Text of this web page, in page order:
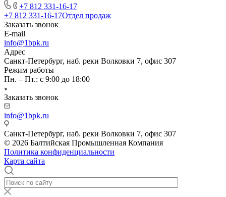
+7 812 331-16-17
+7 812 331-16-17Отдел продаж
Заказать звонок
E-mail
info@1bpk.ru
Адрес
Санкт-Петербург, наб. реки Волковки 7, офис 307
Режим работы
Пн. – Пт.: с 9:00 до 18:00
Заказать звонок
info@1bpk.ru
Санкт-Петербург, наб. реки Волковки 7, офис 307
© 2026 Балтийская Промышленная Компания
Политика конфиденциальности
Карта сайта